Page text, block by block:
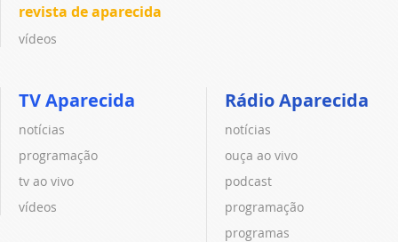
revista de aparecida
vídeos
TV Aparecida
notícias
programação
tv ao vivo
vídeos
Rádio Aparecida
notícias
ouça ao vivo
podcast
programação
programas